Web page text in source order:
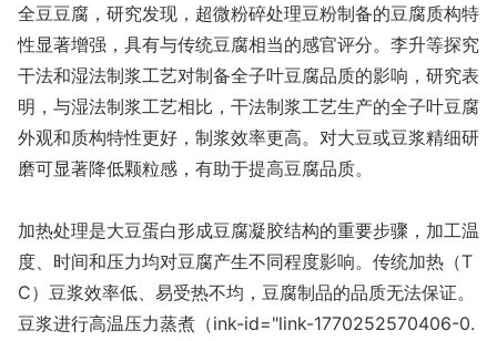
全豆豆腐，研究发现，超微粉碎处理豆粉制备的豆腐质构特
性显著增强，具有与传统豆腐相当的感官评分。李升等探究
干法和湿法制浆工艺对制备全子叶豆腐品质的影响，研究表
明，与湿法制浆工艺相比，干法制浆工艺生产的全子叶豆腐
外观和质构特性更好，制浆效率更高。对大豆或豆浆精细研
磨可显著降低颗粒感，有助于提高豆腐品质。
加热处理是大豆蛋白形成豆腐凝胶结构的重要步骤，加工温
度、时间和压力均对豆腐产生不同程度影响。传统加热（T
C）豆浆效率低、易受热不均，豆腐制品的品质无法保证。
豆浆进行高温压力蒸煮（ink-id="link-1770252570406-0.